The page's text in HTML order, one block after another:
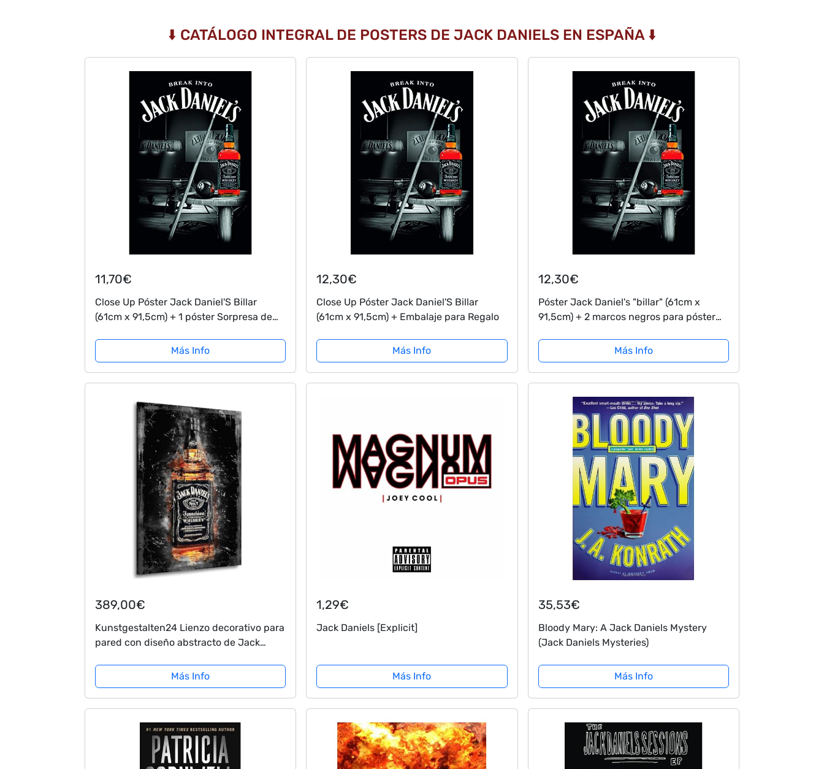
⬇️ CATÁLOGO INTEGRAL DE POSTERS DE JACK DANIELS EN ESPAÑA ⬇️
11,70€
Close Up Póster Jack Daniel'S Billar
(61cm x 91,5cm) + 1 póster Sorpresa de
Más Info
12,30€
Close Up Póster Jack Daniel'S Billar
(61cm x 91,5cm) + Embalaje para Regalo
Más Info
12,30€
Póster Jack Daniel's "billar" (61cm x
91,5cm) + 2 marcos negros para póster
Más Info
389,00€
Kunstgestalten24 Lienzo decorativo para
pared con diseño abstracto de Jack
Más Info
1,29€
Jack Daniels [Explicit]
Más Info
35,53€
Bloody Mary: A Jack Daniels Mystery
(Jack Daniels Mysteries)
Más Info